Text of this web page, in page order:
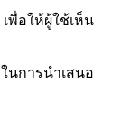
เพื่อให้ผู้ใช้เห็น
ในการนำเสนอ